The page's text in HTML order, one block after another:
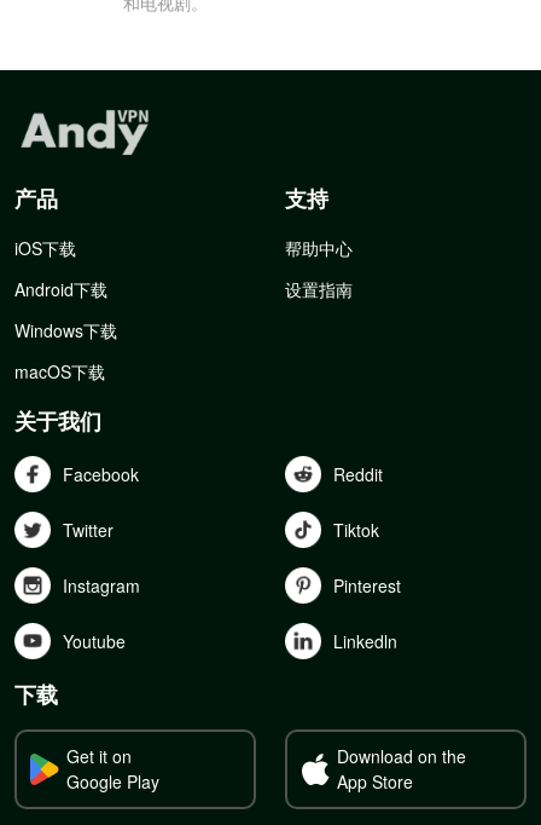
产品
iOS下载
Android下载
Windows下载
macOS下载
支持
帮助中心
设置指南
关于我们
Facebook Reddit
Twitter Tiktok
Instagram Pinterest
Youtube Linkedln
下载
Get it on
Google Play
Download on the
App Store